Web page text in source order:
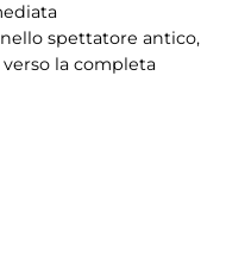
spettatore antico,
la completa